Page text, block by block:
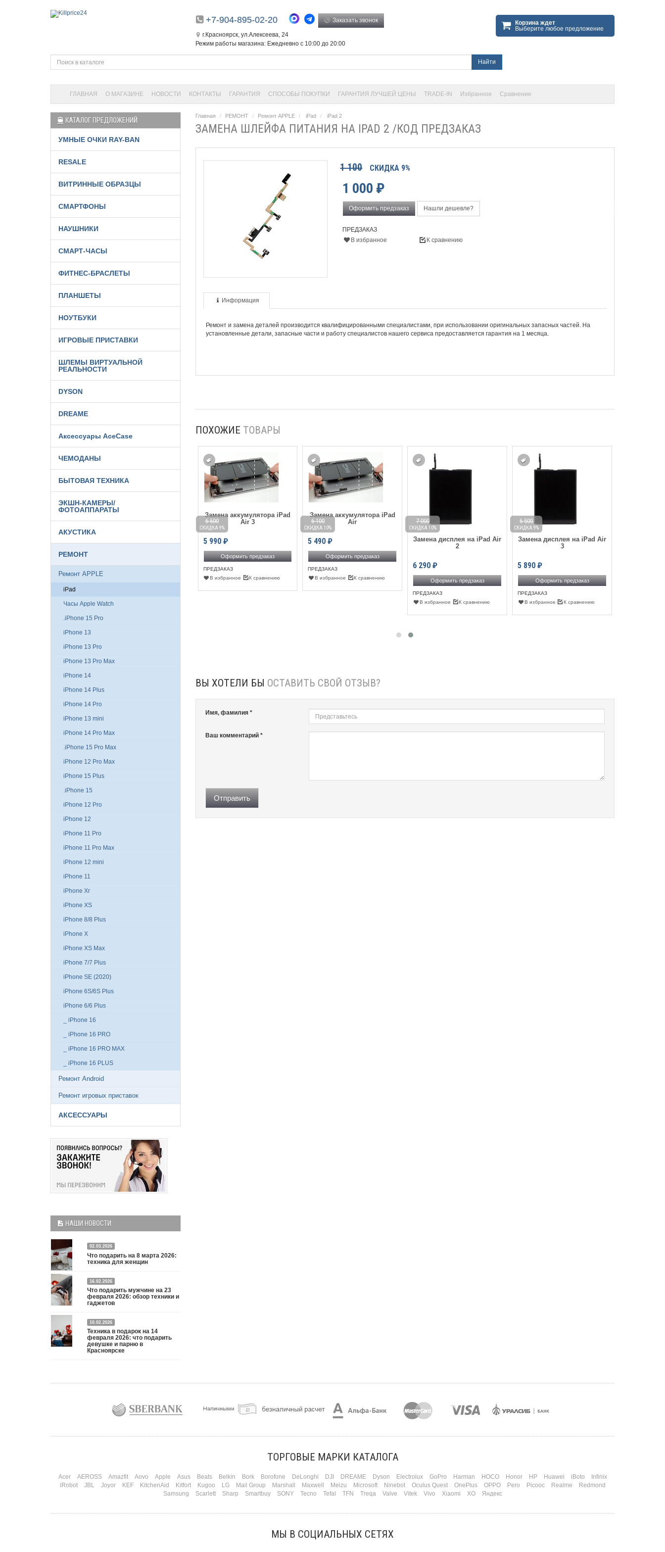
+7-904-895-02-20 Заказать звонок
г.Красноярск, ул.Алексеева, 24
Режим работы магазина: Ежедневно с 10:00 до 20:00
Корзина ждет
Выберите любое предложение
Найти
ГЛАВНАЯ О МАГАЗИНЕ НОВОСТИ КОНТАКТЫ ГАРАНТИЯ СПОСОБЫ ПОКУПКИ ГАРАНТИЯ ЛУЧШЕЙ ЦЕНЫ TRADE-IN Избранное Сравнение
Главная РЕМОНТ Ремонт APPLE iPad iPad 2
ЗАМЕНА ШЛЕЙФА ПИТАНИЯ НА IPAD 2 /КОД ПРЕДЗАКАЗ
1 100 СКИДКА 9%
1 000 ₽
Оформить предзаказ Нашли дешевле?
ПРЕДЗАКАЗ
В избранное
К сравнению
Информация
Ремонт и замена деталей производится квалифицированными специалистами, при использовании оригинальных запасных частей. На
установленные детали, запасные части и работу специалистов нашего сервиса предоставляется гарантия на 1 месяца.
ПОХОЖИЕ ТОВАРЫ
Оформить предзаказ
К сравнению
Air 2
5 490 ₽
6 100
Замена аккумулятора iPad
Air 3
5 990 ₽
6 600
СКИДКА 9%
Оформить предзаказ
ПРЕДЗАКАЗ
В избранное
К сравнению
Замена аккумулятора iPad
Air
5 490 ₽
6 100
СКИДКА 10%
Оформить предзаказ
ПРЕДЗАКАЗ
В избранное
К сравнению
Замена дисплея на iPad Air
2
6 290 ₽
7 000
СКИДКА 10%
Оформить предзаказ
ПРЕДЗАКАЗ
В избранное
К сравнению
Замена дисплея на iPad Air
3
5 890 ₽
6 500
СКИДКА 9%
Оформить предзаказ
ПРЕДЗАКАЗ
В избранное
К сравнению
ВЫ ХОТЕЛИ БЫ ОСТАВИТЬ СВОЙ ОТЗЫВ?
Имя, фамилия *
Ваш комментарий *
Отправить
КАТАЛОГ ПРЕДЛОЖЕНИЙ
УМНЫЕ ОЧКИ RAY-BAN
RESALE
ВИТРИННЫЕ ОБРАЗЦЫ
СМАРТФОНЫ
НАУШНИКИ
СМАРТ-ЧАСЫ
ФИТНЕС-БРАСЛЕТЫ
ПЛАНШЕТЫ
НОУТБУКИ
ИГРОВЫЕ ПРИСТАВКИ
ШЛЕМЫ ВИРТУАЛЬНОЙ
РЕАЛЬНОСТИ
DYSON
DREAME
Аксессуары AceCase
ЧЕМОДАНЫ
БЫТОВАЯ ТЕХНИКА
ЭКШН-КАМЕРЫ/
ФОТОАППАРАТЫ
АКУСТИКА
РЕМОНТ
Ремонт APPLE
iPad
Часы Apple Watch
.iPhone 15 Pro
iPhone 13
iPhone 13 Pro
iPhone 13 Pro Max
iPhone 14
iPhone 14 Plus
iPhone 14 Pro
iPhone 13 mini
iPhone 14 Pro Max
.iPhone 15 Pro Max
iPhone 12 Pro Max
iPhone 15 Plus
.iPhone 15
iPhone 12 Pro
iPhone 12
iPhone 11 Pro
iPhone 11 Pro Max
iPhone 12 mini
iPhone 11
iPhone Xr
iPhone XS
iPhone 8/8 Plus
iPhone X
iPhone XS Max
iPhone 7/7 Plus
iPhone SE (2020)
iPhone 6S/6S Plus
iPhone 6/6 Plus
_ iPhone 16
_ iPhone 16 PRO
_ iPhone 16 PRO MAX
_ iPhone 16 PLUS
Ремонт Android
Ремонт игровых приставок
АКСЕССУАРЫ
НАШИ НОВОСТИ
02.03.2026
Что подарить на 8 марта 2026:
техника для женщин
Что подарить на 8 марта 2026: техника для
женщин
Подробнее
16.02.2026
Что подарить мужчине на 23
февраля 2026: обзор техники и
гаджетов
Двадцать третье февраля — праздник, на который
мужчины делают вид, что им все равно. А потом
три дня рассказывают коллегам, какую колонку /
приставку / камеру им подарили. Не верьте
словам — верьте глазам, которые загораются при
10.02.2026
Техника в подарок на 14
февраля 2026: что подарить
девушке и парню в
Красноярске
коллеги скидываются «на что-нибудь мужское» к
самый коварный: дарить нужно обоим, а
промахнуться нельзя ни с одним
ТОРГОВЫЕ МАРКИ КАТАЛОГА
Acer AEROSS Amazfit Aovo Apple Asus Beats Belkin Bork Borofone DeLonghi DJI DREAME Dyson Electrolux GoPro Harman HOCO Honor HP Huawei iBoto
Infinix
iRobot
JBL Joyor KEF KitchenAid Kitfort Kugoo LG Mail Group Marshall Maxwell Meizu Microsoft Ninebot Oculus Quest OnePlus OPPO Pero Picooc Realme
Redmond
Samsung
Scarlett Sharp Smartbuy SONY Tecno Tefal TFN Treqa Valve Vitek Vivo Xiaomi XO Яндекс
МЫ В СОЦИАЛЬНЫХ СЕТЯХ